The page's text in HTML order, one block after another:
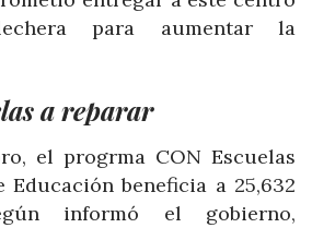
para aumentar la
a reparar
el progrma CON Escuelas
beneficia a 25,632
informó el gobierno,